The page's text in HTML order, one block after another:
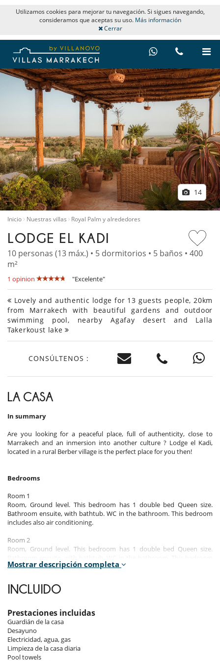
Utilizamos cookies para mejorar tu navegación. Si sigues navegando,
consideramos que aceptas su uso. Más información
Cerrar
14
Inicio Nuestras villas Royal Palm y alrededores
LODGE EL KADI
10 personas (13 máx.) • 5 dormitorios • 5 baños • 400
m²
1 opinion "Excelente"
Lovely and authentic lodge for 13 guests people, 20km
from Marrakech with beautiful gardens and outdoor
swimming pool, nearby Agafay desert and Lalla
Takerkoust lake
CONSÚLTENOS :
LA CASA
In summary
Are you looking for a peaceful place, full of authenticity, close to
Marrakech and an inmersion into another culture ? Lodge el Kadi,
located in a rural Berber village is the perfect place for you then!
Bedrooms
Room 1
Room, Ground level. This bedroom has 1 double bed Queen size.
Bathroom ensuite, with bathtub. WC in the bathroom. This bedroom
includes also air conditioning.
Room 2
Room, Ground level. This bedroom has 1 double bed Queen size.
includes also air conditioning.
Room 3
Room, Ground level. This bedroom has 2 double bed Queen size.
includes also air conditioning, private terrace.
Room 4
Room, Ground level, view of the garden. This bedroom has 1 double
bed Queen size. Bathroom ensuite, with shower. WC in the bathroom.
This bedroom includes also air conditioning.
Mostrar descripción completa
INCLUIDO
Prestaciones incluidas
Guardián de la casa
Desayuno
Electricidad, agua, gas
Limpieza de la casa diaria
Pool towels